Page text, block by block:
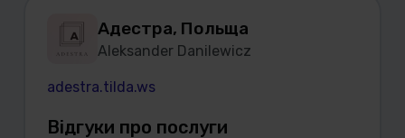
Адестра, Польща
Aleksander Danilewicz
adestra.tilda.ws
Відгуки про послуги